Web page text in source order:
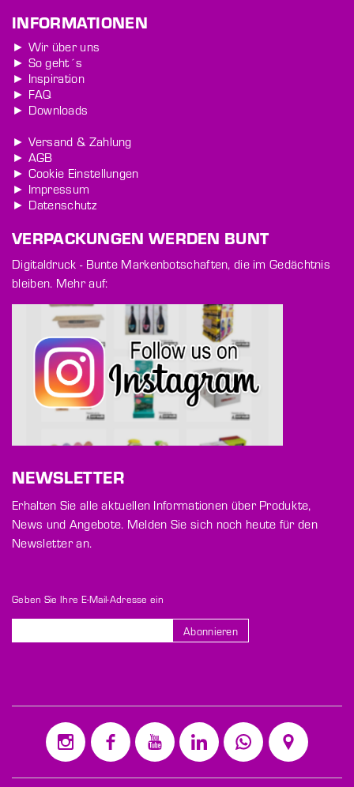
INFORMATIONEN
► Wir über uns
► So geht´s
► Inspiration
► FAQ
► Downloads
► Versand & Zahlung
► AGB
► Cookie Einstellungen
► Impressum
► Datenschutz
VERPACKUNGEN WERDEN BUNT
Digitaldruck - Bunte Markenbotschaften, die im Gedächtnis
bleiben. Mehr auf:
NEWSLETTER
Erhalten Sie alle aktuellen Informationen über Produkte,
News und Angebote. Melden Sie sich noch heute für den
Newsletter an.
Geben Sie Ihre E-Mail-Adresse ein
für
Newsletter
Abonnieren